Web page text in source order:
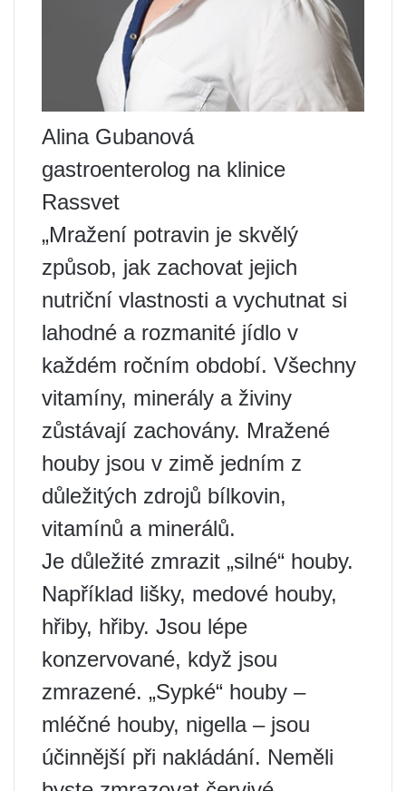
Alina Gubanová
gastroenterolog na klinice
Rassvet
„Mražení potravin je skvělý
způsob, jak zachovat jejich
nutriční vlastnosti a vychutnat si
lahodné a rozmanité jídlo v
každém ročním období. Všechny
vitamíny, minerály a živiny
zůstávají zachovány. Mražené
houby jsou v zimě jedním z
důležitých zdrojů bílkovin,
vitamínů a minerálů.
Je důležité zmrazit „silné“ houby.
Například lišky, medové houby,
hřiby, hřiby. Jsou lépe
konzervované, když jsou
zmrazené. „Sypké“ houby –
mléčné houby, nigella – jsou
účinnější při nakládání. Neměli